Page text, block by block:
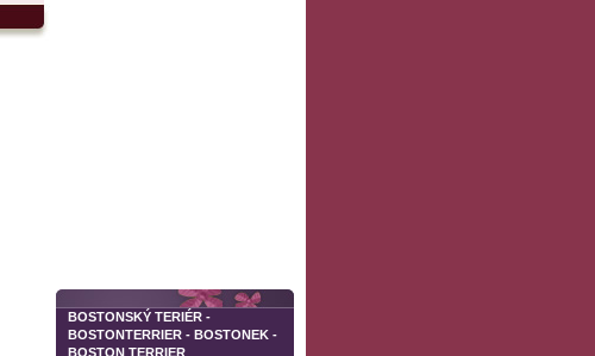
BOSTONSKÝ TERIÉR -
BOSTONTERRIER - BOSTONEK -
BOSTON TERRIER